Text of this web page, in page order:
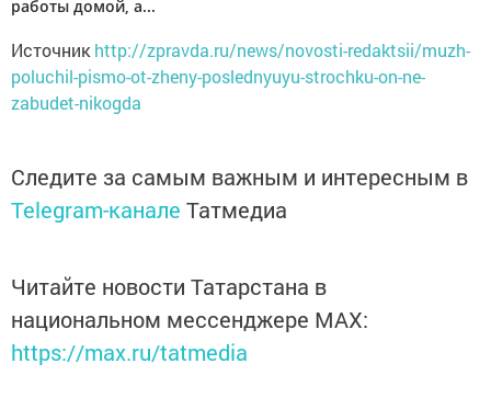
работы домой, а...
Источникhttp://zpravda.ru/news/novosti-redaktsii/muzh-
poluchil-pismo-ot-zheny-poslednyuyu-strochku-on-ne-
zabudet-nikogda
Следите за самым важным и интересным в
Telegram-канале Татмедиа
Читайте новости Татарстана в
национальном мессенджере MАХ:
https://max.ru/tatmedia